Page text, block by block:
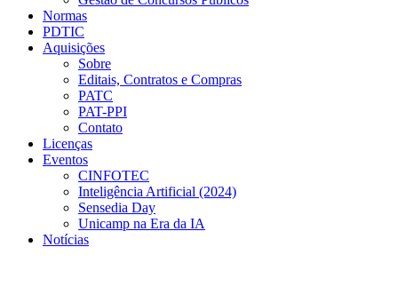
Normas
PDTIC
Aquisições
Sobre
Editais, Contratos e Compras
PATC
PAT-PPI
Contato
Licenças
Eventos
CINFOTEC
Inteligência Artificial (2024)
Sensedia Day
Unicamp na Era da IA
Notícias